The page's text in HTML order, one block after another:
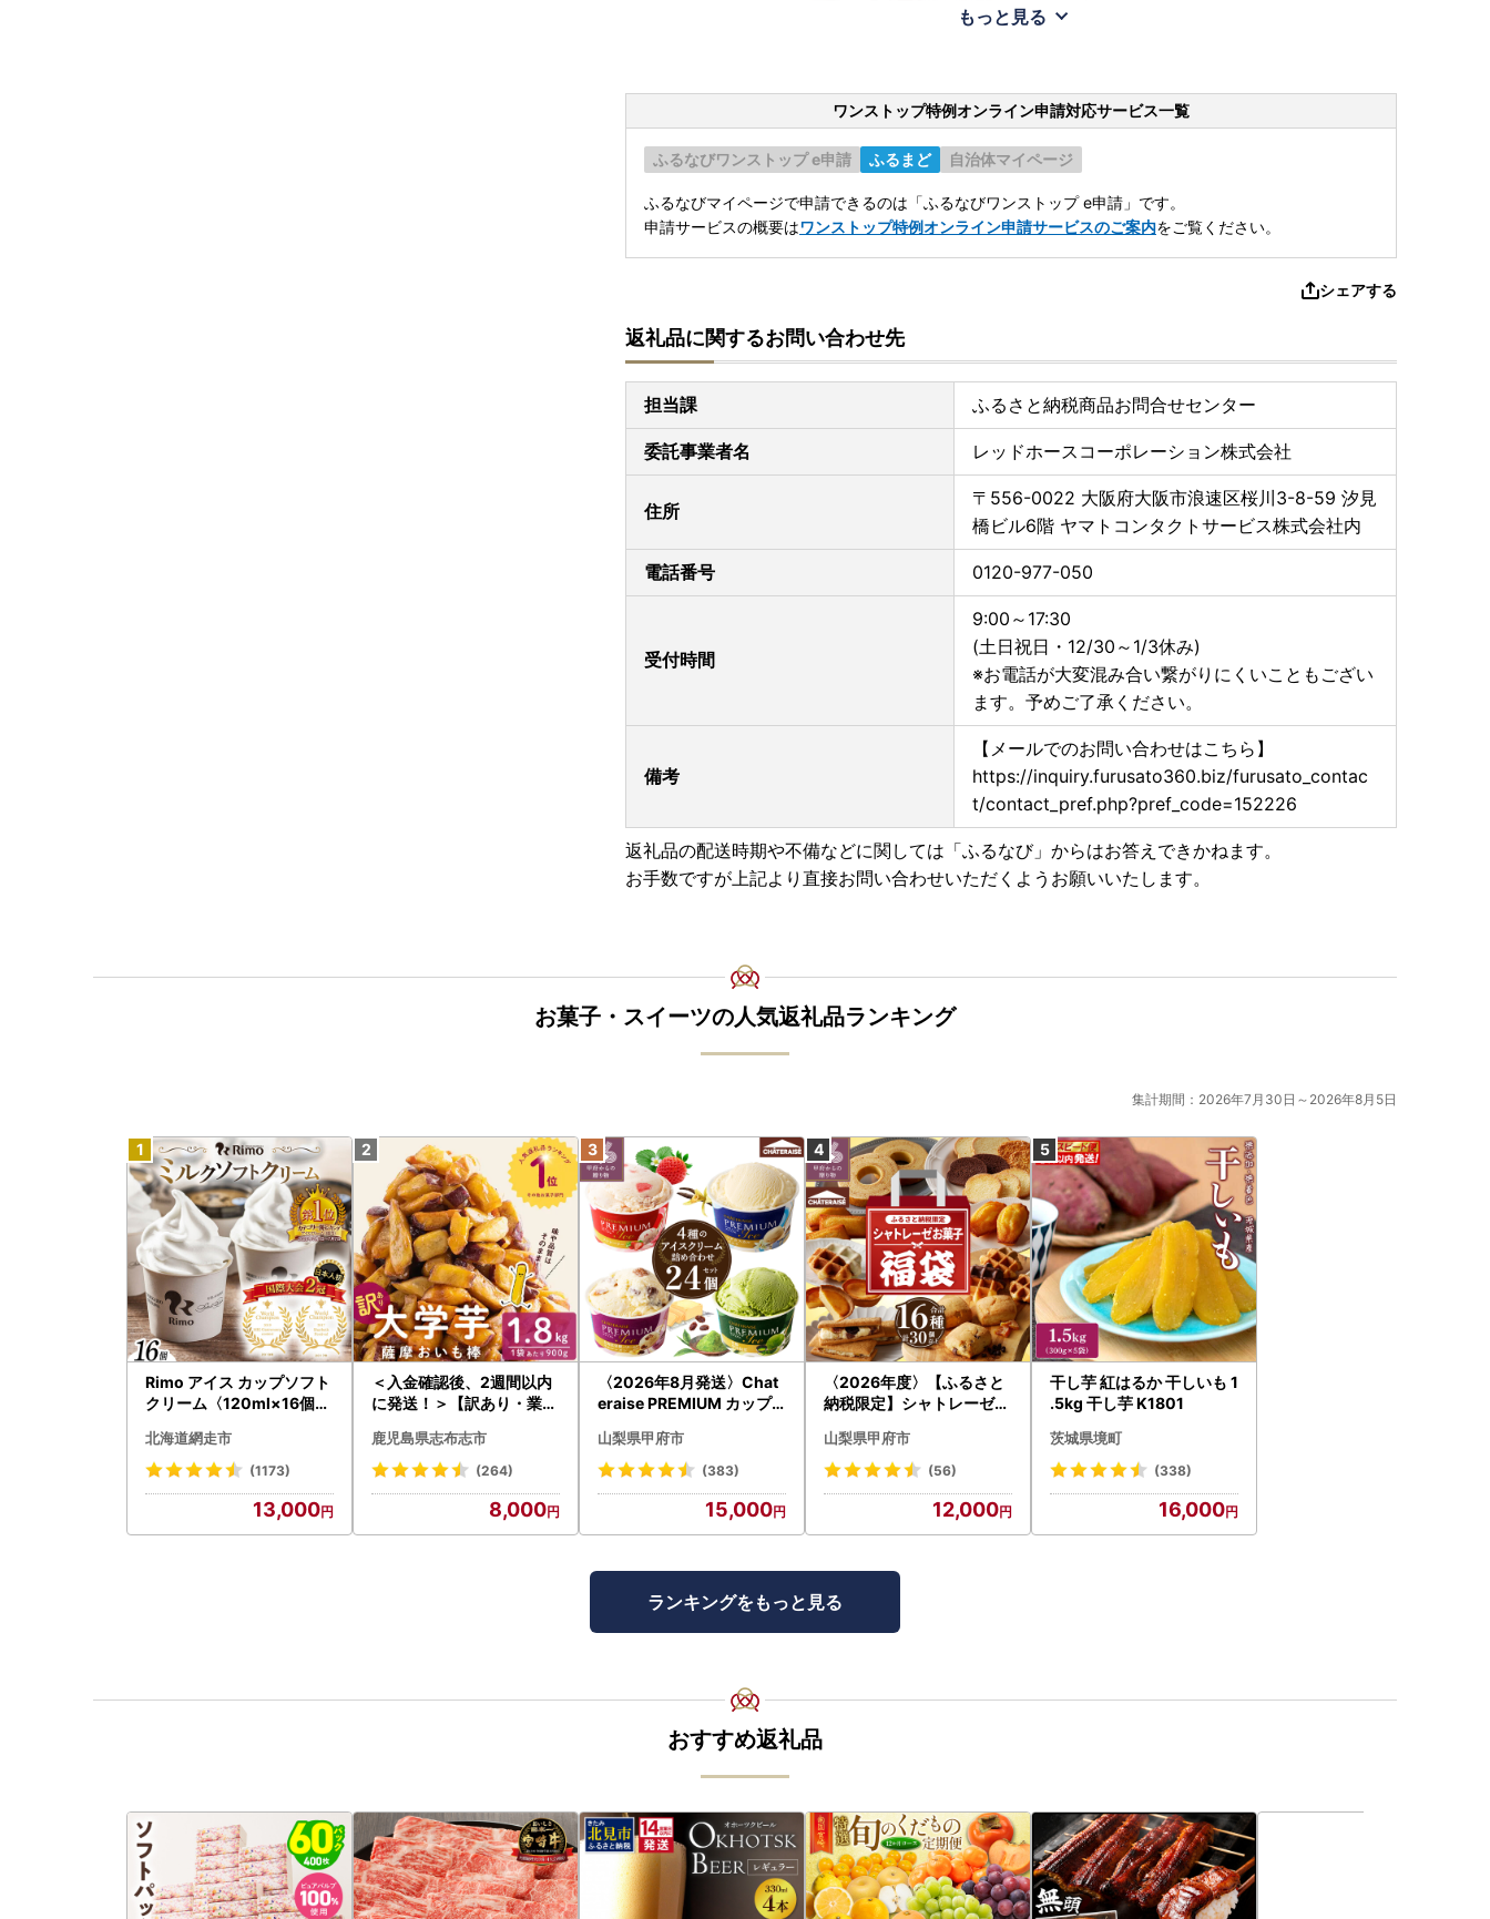
もっと見る
ワンストップ特例オンライン申請対応サービス一覧
ふるなびワンストップ e申請 ふるまど 自治体マイページ
ふるなびマイページで申請できるのは「ふるなびワンストップ e申請」です。
申請サービスの概要はワンストップ特例オンライン申請サービスのご案内をご覧ください。
シェアする
返礼品に関するお問い合わせ先
担当課 ふるさと納税商品お問合せセンター
委託事業者名 レッドホースコーポレーション株式会社
住所
〒556-0022 大阪府大阪市浪速区桜川3-8-59 汐見
橋ビル6階 ヤマトコンタクトサービス株式会社内
電話番号 0120-977-050
受付時間
9:00～17:30
(土日祝日・12/30～1/3休み)
※お電話が大変混み合い繋がりにくいこともござい
ます。予めご了承ください。
備考
【メールでのお問い合わせはこちら】
https://inquiry.furusato360.biz/furusato_contac
t/contact_pref.php?pref_code=152226
返礼品の配送時期や不備などに関しては「ふるなび」からはお答えできかねます。
お手数ですが上記より直接お問い合わせいただくようお願いいたします。
お菓子・スイーツの人気返礼品ランキング
集計期間：2026年7月30日～2026年8月5日
Rimo アイス カップソフト
クリーム〈120ml×16個〉
北海道網走市
(1173)
13,000
＜入金確認後、2週間以内
に発送！＞【訳あり・業務
計1.8kg(900g×2袋) p8-1
42-2w
鹿児島県志布志市
(264)
8,000
〈2026年8月発送〉Chat
eraise PREMIUM カップ
イス
山梨県甲府市
(383)
15,000
〈2026年度〉【ふるさと
納税限定】シャトレーゼ人
福箱 シャトレーゼ
山梨県甲府市
(56)
12,000
干し芋 紅はるか 干しいも 1
.5kg 干し芋 K1801
茨城県境町
(338)
16,000
ランキングをもっと見る
おすすめ返礼品